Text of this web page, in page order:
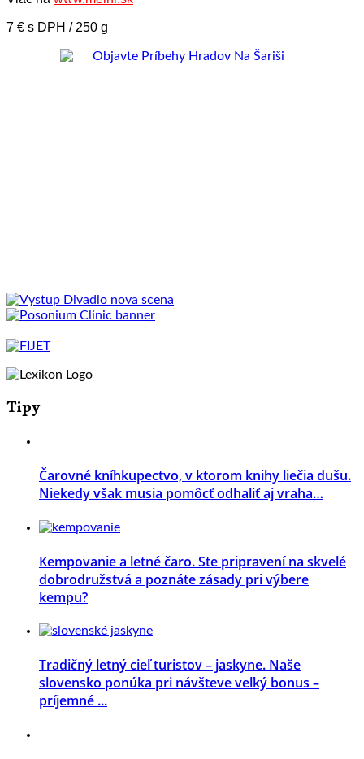
7 € s DPH / 250 g
Tipy
Čarovné kníhkupectvo, v ktorom knihy liečia dušu.
Niekedy však musia pomôcť odhaliť aj vraha…
Kempovanie a letné čaro. Ste pripravení na skvelé
dobrodružstvá a poznáte zásady pri výbere
kempu?
Tradičný letný cieľ turistov – jaskyne. Naše
slovensko ponúka pri návšteve veľký bonus –
príjemné ...